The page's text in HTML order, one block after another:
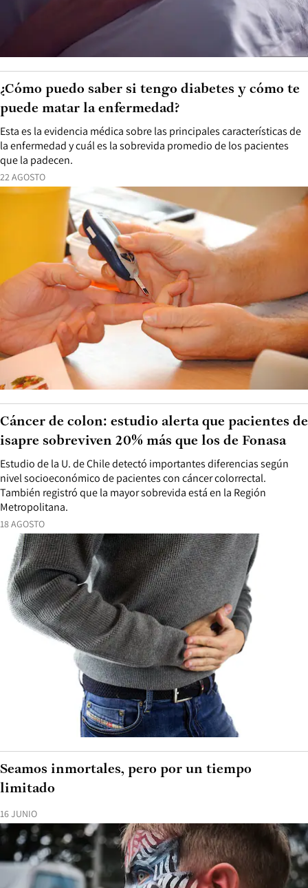
22 AGOSTO
Esta es la evidencia médica sobre las principales características de
la enfermedad y cuál es la sobrevida promedio de los pacientes
que la padecen.
¿Cómo puedo saber si tengo diabetes y cómo te
puede matar la enfermedad?
18 AGOSTO
Estudio de la U. de Chile detectó importantes diferencias según
nivel socioeconómico de pacientes con cáncer colorrectal.
También registró que la mayor sobrevida está en la Región
Metropolitana.
Cáncer de colon: estudio alerta que pacientes de
isapre sobreviven 20% más que los de Fonasa
16 JUNIO
Seamos inmortales, pero por un tiempo
limitado